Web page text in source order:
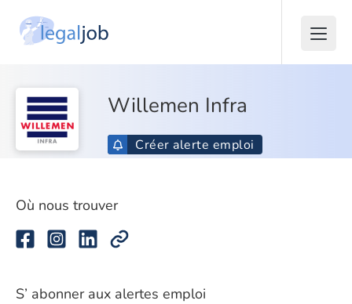
Willemen Infra
Créer alerte emploi
Où nous trouver
S’ abonner aux alertes emploi